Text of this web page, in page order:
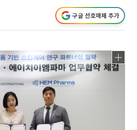
구글 선호매체 추가